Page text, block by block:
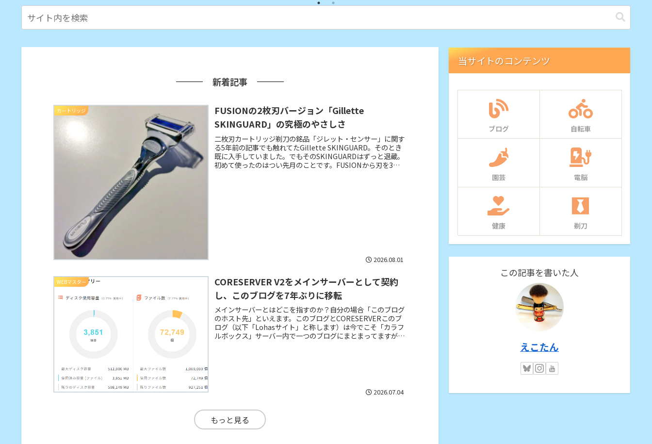
新着記事
カートリッジ
FUSIONの2枚刃バージョン「Gillette
SKINGUARD」の究極のやさしさ
二枚刃カートリッジ剃刀の銘品「ジレット・センサー」に関す
る5年前の記事でも触れてたGillette SKINGUARD。そのとき
既に入手していました。でもそのSKINGUARDはずっと退蔵。
初めて使ったのはつい先月のことです。FUSIONから刃を3枚
2026.08.01
WEBマスター
CORESERVER V2をメインサーバーとして契約
し、このブログを7年ぶりに移転
メインサーバーとはどこを指すのか？自分の場合「このブログ
のホスト先」といえます。このブログとCORESERVERこのブ
ログ（以下「Lohasサイト」と称します）は今でこそ「カラフ
ルボックス」サーバー内で一つのブログにまとまってますが、
2026.07.04
もっと見る
当サイトのコンテンツ
ブログ 自転車
園芸 電脳
健康 剃刀
この記事を書いた人
えこたん